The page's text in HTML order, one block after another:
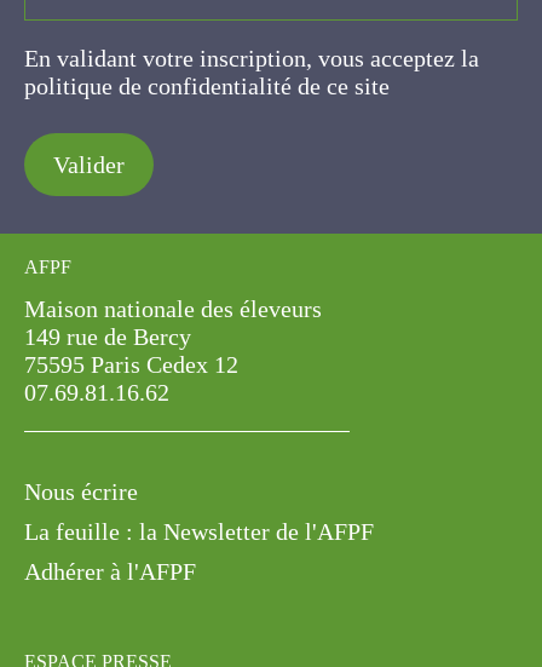
En validant votre inscription, vous acceptez la
politique de confidentialité de ce site
Valider
AFPF
Maison nationale des éleveurs
149 rue de Bercy
75595 Paris Cedex 12
07.69.81.16.62
Nous écrire
La feuille : la Newsletter de l'AFPF
Adhérer à l'AFPF
ESPACE PRESSE